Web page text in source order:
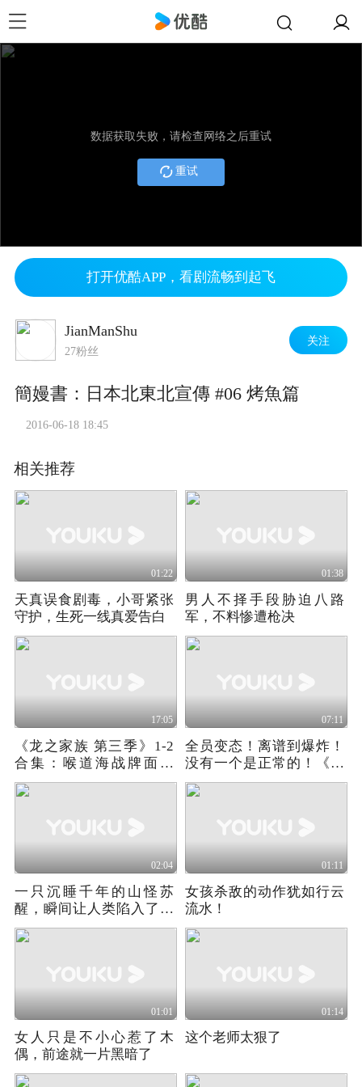
数据获取失败，请检查网络之后重试
重试
打开优酷APP，看剧流畅到起飞
JianManShu
27粉丝
关注
簡嫚書：日本北東北宣傳 #06 烤魚篇
2016-06-18 18:45
相关推荐
01:22
天真误食剧毒，小哥紧张
守护，生死一线真爱告白
01:38
男人不择手段胁迫八路
军，不料惨遭枪决
17:05
《龙之家族 第三季‎》1-2
合集：喉道海战牌面拉
满，科利斯纵横四海创下
家族辉煌
07:11
全员变态！离谱到爆炸！
没有一个是正常的！《从
那之后就是地狱》
02:04
一只沉睡千年的山怪苏
醒，瞬间让人类陷入了恐
慌之中（下）
01:11
女孩杀敌的动作犹如行云
流水！
01:01
女人只是不小心惹了木
偶，前途就一片黑暗了
01:14
这个老师太狠了